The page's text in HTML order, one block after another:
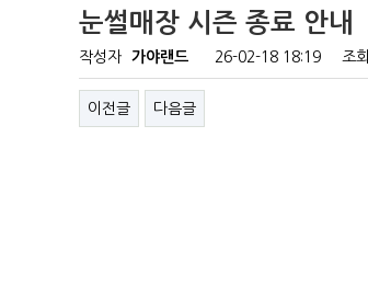
눈썰매장 시즌 종료 안내
작성자 가야랜드 26-02-18 18:19 조회
이전글 다음글